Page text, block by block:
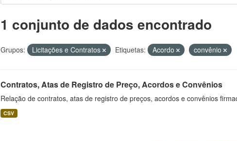
1 conjunto de dados encontrado
Grupos: Licitações e Contratos Etiquetas: Acordo convênio
Contratos, Atas de Registro de Preço, Acordos e Convênios
Relação de contratos, atas de registro de preços, acordos e convênios
CSV